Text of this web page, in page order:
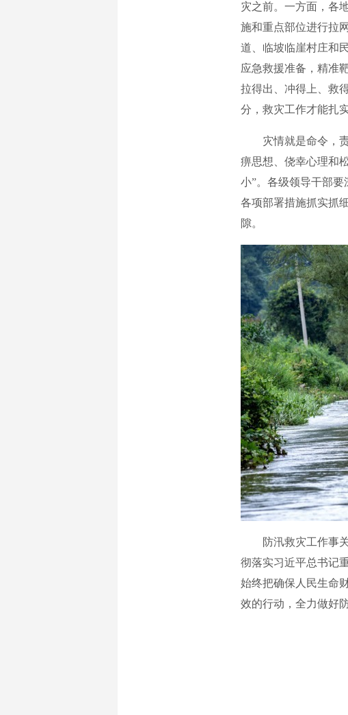
灾之前。一方面，各
施和重点部位进行拉
道、临坡临崖村庄和
应急救援准备，精准
拉得出、冲得上、救
分，救灾工作才能扎
灾情就是命令，责
痹思想、侥幸心理和
小”。各级领导干部
各项部署措施抓实抓
隙。
防汛救灾工作事关
彻落实习近平总书记
始终把确保人民生命
效的行动，全力做好